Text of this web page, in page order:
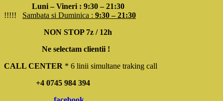
Luni – Vineri : 9:30 – 21:30
!!!!! Sambata si Duminica : 9:30 – 21:30
NON STOP 7z / 12h
Ne selectam clientii !
CALL CENTER * 6 linii simultane traking call
+4 0745 984 394